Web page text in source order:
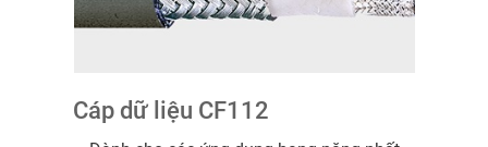
Cáp dữ liệu CF112